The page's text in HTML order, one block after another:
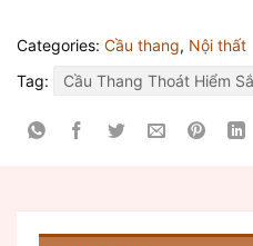
Categories: Cầu thang, Nội thất
Tag:
Cầu Thang Thoát Hiểm